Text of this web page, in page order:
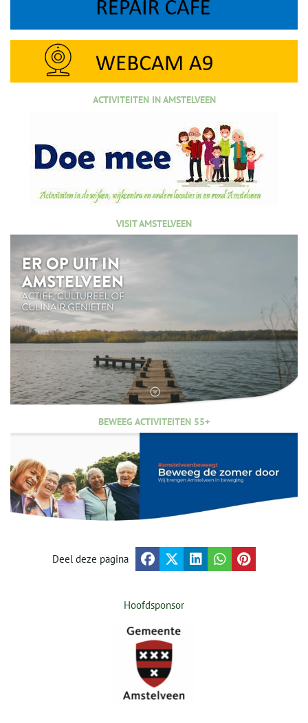
ACTIVITEITEN IN AMSTELVEEN
VISIT AMSTELVEEN
BEWEEG ACTIVITEITEN 55+
Deel deze pagina
Hoofdsponsor